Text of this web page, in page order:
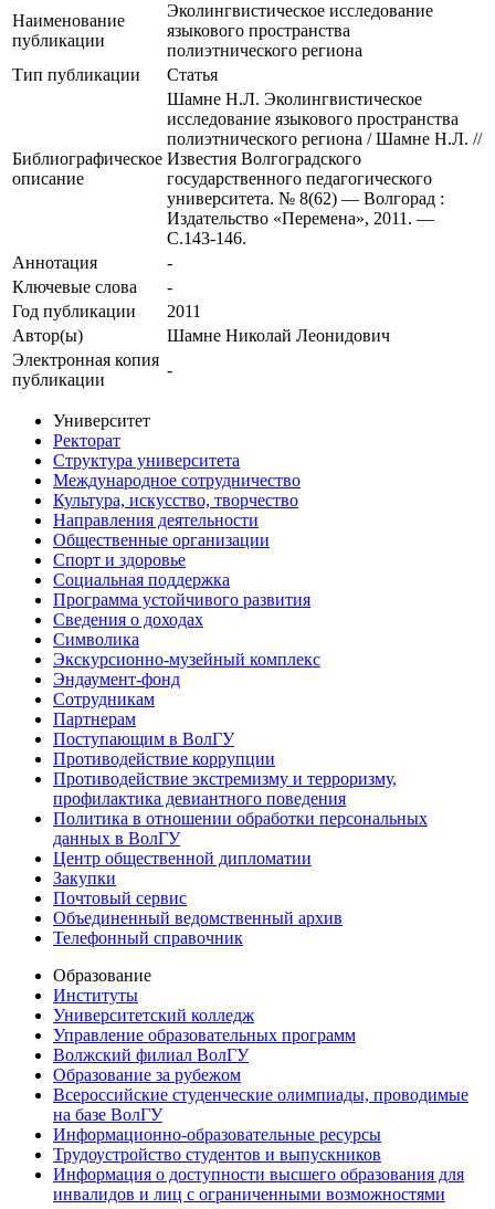
Наименование
публикации
Эколингвистическое исследование
языкового пространства
полиэтнического региона
Тип публикации
Статья
Библиографическое
описание
Шамне Н.Л. Эколингвистическое
исследование языкового пространства
полиэтнического региона / Шамне Н.Л. //
Известия Волгоградского
государственного педагогического
университета. № 8(62) — Волгорад :
Издательство «Перемена», 2011. —
С.143-146.
Аннотация
-
Ключевые cлова
-
Год публикации
2011
Автор(ы)
Шамне Николай Леонидович
Электронная копия
публикации
-
Университет
Ректорат
Структура университета
Международное сотрудничество
Культура, искусство, творчество
Направления деятельности
Общественные организации
Спорт и здоровье
Социальная поддержка
Программа устойчивого развития
Сведения о доходах
Символика
Экскурсионно-музейный комплекс
Эндаумент-фонд
Сотрудникам
Партнерам
Поступающим в ВолГУ
Противодействие коррупции
Противодействие экстремизму и терроризму,
профилактика девиантного поведения
Политика в отношении обработки персональных
данных в ВолГУ
Центр общественной дипломатии
Закупки
Почтовый сервис
Объединенный ведомственный архив
Телефонный справочник
Образование
Институты
Университетский колледж
Управление образовательных программ
Волжский филиал ВолГУ
Образование за рубежом
Всероссийские студенческие олимпиады, проводимые
на базе ВолГУ
Информационно-образовательные ресурсы
Трудоустройство студентов и выпускников
Информация о доступности высшего образования для
инвалидов и лиц с ограниченными возможностями